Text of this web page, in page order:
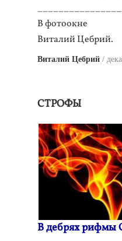
В фотоокне
Виталий Цебрий.
Виталий Цебрий
СТРОФЫ
В дебрях рифмы